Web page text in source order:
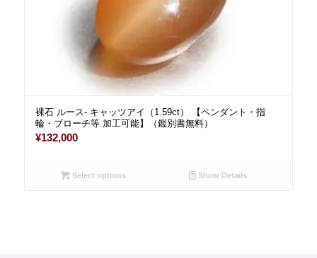
裸石 ルース- キャッツアイ（1.59ct） 【ペンダント・指
輪・ブローチ等 加工可能】（鑑別書無料）
¥132,000
Select options Show Details